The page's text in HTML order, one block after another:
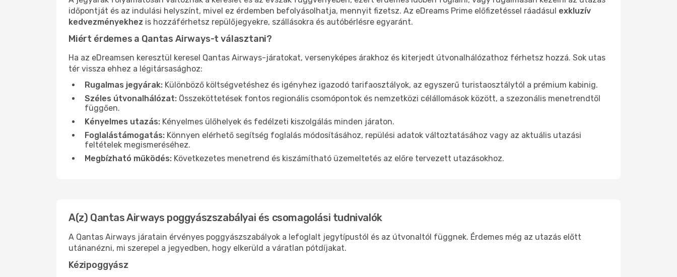
időpontját és az indulási helyszínt, mivel ez érdemben befolyásolhatja, mennyit fizetsz. Az eDreams Prime előfizetéssel ráadásul exkluzív
kedvezményekhez is hozzáférhetsz repülőjegyekre, szállásokra és autóbérlésre egyaránt.
Miért érdemes a Qantas Airways-t választani?
Ha az eDreamsen keresztül keresel Qantas Airways-járatokat, versenyképes árakhoz és kiterjedt útvonalhálózathoz férhetsz hozzá. Sok utas
tér vissza ehhez a légitársasághoz:
Rugalmas jegyárak: Különböző költségvetéshez és igényhez igazodó tarifaosztályok, az egyszerű turistaosztálytól a prémium kabinig.
Széles útvonalhálózat: Összeköttetések fontos regionális csomópontok és nemzetközi célállomások között, a szezonális menetrendtől
függően.
Kényelmes utazás: Kényelmes ülőhelyek és fedélzeti kiszolgálás minden járaton.
Foglalástámogatás: Könnyen elérhető segítség foglalás módosításához, repülési adatok változtatásához vagy az aktuális utazási
feltételek megismeréséhez.
Megbízható működés: Következetes menetrend és kiszámítható üzemeltetés az előre tervezett utazásokhoz.
A(z) Qantas Airways poggyászszabályai és csomagolási tudnivalók
A Qantas Airways járatain érvényes poggyászszabályok a lefoglalt jegytípustól és az útvonaltól függnek. Érdemes még az utazás előtt
utánanézni, mi szerepel a jegyedben, hogy elkerüld a váratlan pótdíjakat.
Kézipoggyász